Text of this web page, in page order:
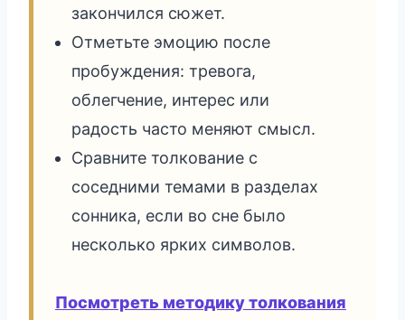
закончился сюжет.
Отметьте эмоцию после
пробуждения: тревога,
облегчение, интерес или
радость часто меняют смысл.
Сравните толкование с
соседними темами в разделах
сонника, если во сне было
несколько ярких символов.
Посмотреть методику толкования